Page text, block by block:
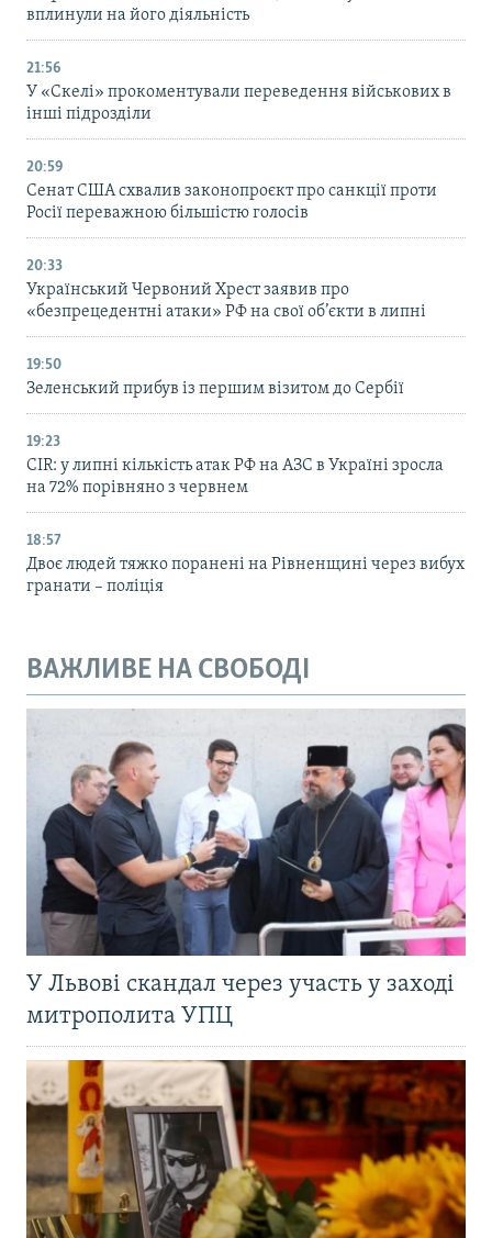
вплинули на його діяльність
21:56
У «Скелі» прокоментували переведення військових в
інші підрозділи
20:59
Cенат США схвалив законопроєкт про санкції проти
Росії переважною більшістю голосів
20:33
Український Червоний Хрест заявив про
«безпрецедентні атаки» РФ на свої об’єкти в липні
19:50
Зеленський прибув із першим візитом до Сербії
19:23
CIR: у липні кількість атак РФ на АЗС в Україні зросла
на 72% порівняно з червнем
18:57
Двоє людей тяжко поранені на Рівненщині через вибух
гранати – поліція
ВАЖЛИВЕ НА СВОБОДІ
У Львові скандал через участь у заході
митрополита УПЦ